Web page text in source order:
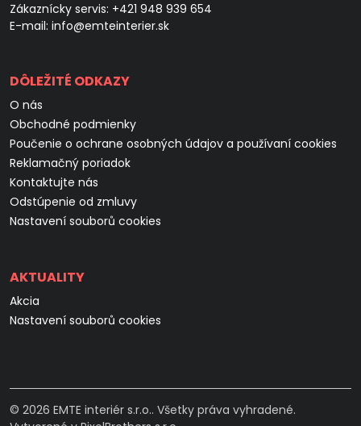
Zákaznícky servis: +421 948 939 654
E-mail: info@emteinterier.sk
DÔLEŽITÉ ODKAZY
O nás
Obchodné podmienky
Poučenie o ochrane osobných údajov a používaní cookies
Reklamačný poriadok
Kontaktujte nás
Odstúpenie od zmluvy
Nastavení souborů cookies
AKTUALITY
Akcia
Nastavení souborů cookies
© 2026 EMTE interiér s.r.o.. Všetky práva vyhradené.